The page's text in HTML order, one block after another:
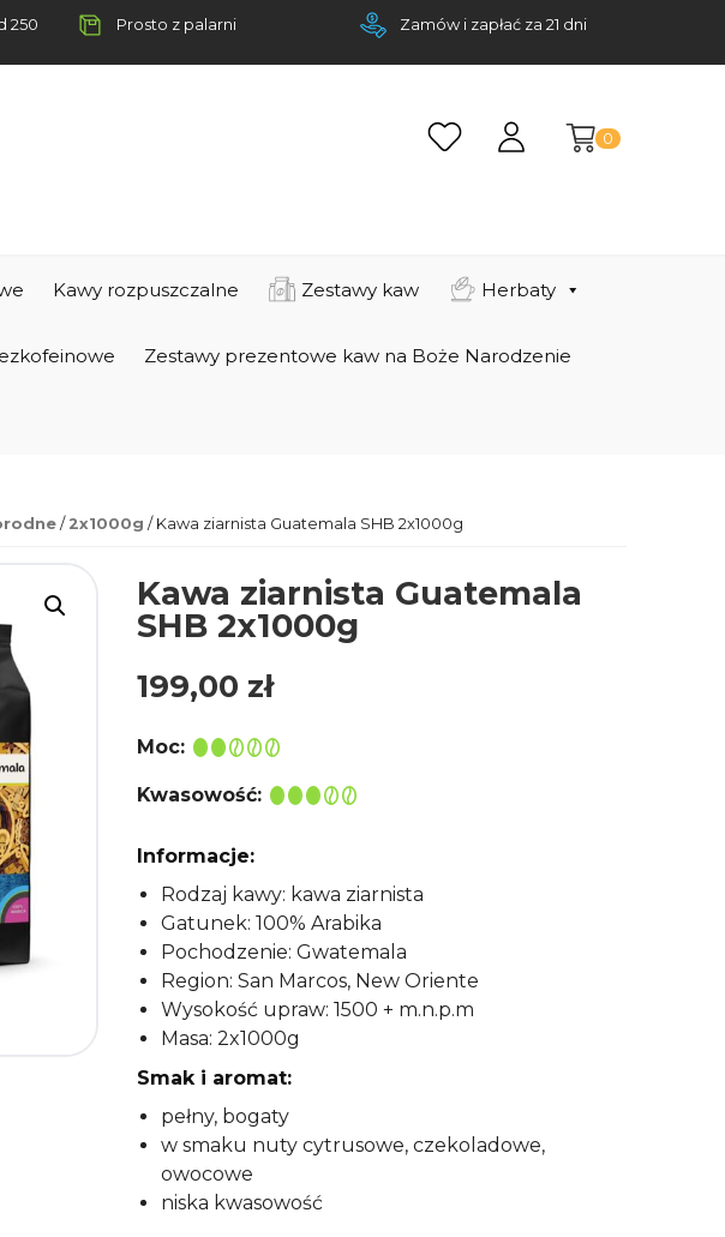
250
Prosto z palarni Zamów i zapłać za 21 dni
0
Kawy rozpuszczalne Zestawy kaw Herbaty
Zestawy prezentowe kaw na Boże Narodzenie
/ 2x1000g / Kawa ziarnista Guatemala SHB 2x1000g
Kawa ziarnista Guatemala
SHB 2x1000g
199,00 zł
Moc:
Kwasowość:
Informacje:
Rodzaj kawy: kawa ziarnista
Gatunek: 100% Arabika
Pochodzenie: Gwatemala
Region: San Marcos, New Oriente
Wysokość upraw: 1500 + m.n.p.m
Masa: 2x1000g
Smak i aromat:
pełny, bogaty
w smaku nuty cytrusowe, czekoladowe,
owocowe
niska kwasowość